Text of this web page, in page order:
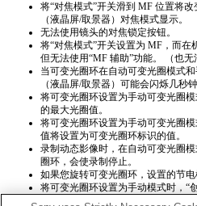
将“对焦模式”开关滑到 MF 位置将
（液晶屏/取景器）对焦模式显示。
无法使用镜头的对焦锁定按钮。
将“对焦模式”开关设置为 MF，而在
但无法使用“MF 辅助”功能。 （也无
当可变光圈环在自动可变光圈模式
（液晶屏/取景器）可能会闪烁几秒
将可变光圈环设置为手动可变光圈
的最大光圈值。
将可变光圈环设置为手动可变光圈
值将设置为可变光圈环标识的值。
录制动态影像时，在自动可变光圈
圈环，会使录制停止。
如果您旋转可变光圈环，设置的节电
将可变光圈环设置为手动模式时，“
运行，然而屏幕显示则一切正常。